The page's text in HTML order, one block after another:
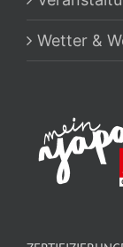
Wetter &